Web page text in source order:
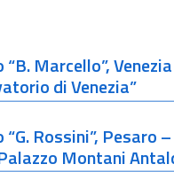
Marcello”,
di Venezia”
Rossini”, Pesaro
Montani